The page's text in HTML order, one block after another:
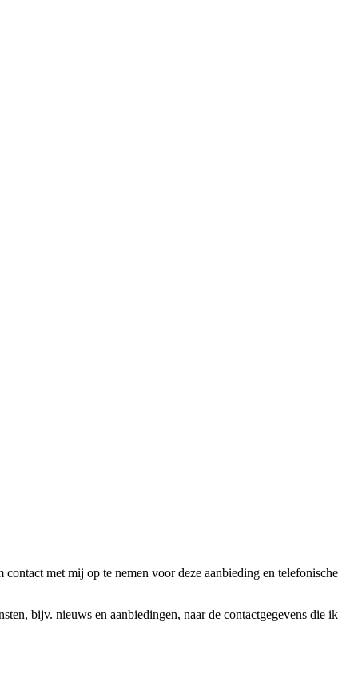
met mij op te nemen voor deze aanbieding en telefonische
bijv. nieuws en aanbiedingen, naar de contactgegevens die ik